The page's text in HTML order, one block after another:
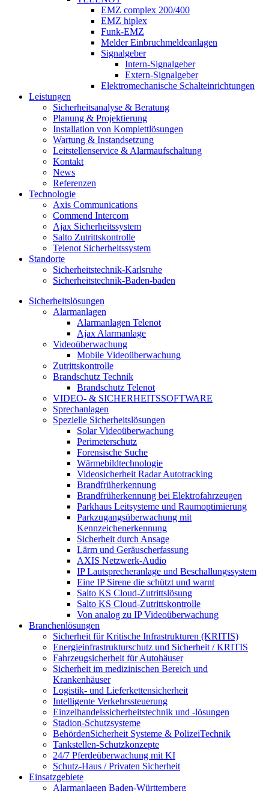
EMZ complex 200/400
EMZ hiplex
Funk-EMZ
Melder Einbruchmeldeanlagen
Signalgeber
Intern-Signalgeber
Extern-Signalgeber
Elektromechanische Schalteinrichtungen
Leistungen
Sicherheitsanalyse & Beratung
Planung & Projektierung​
Installation von Komplettlösungen
Wartung & Instandsetzung
Leitstellenservice & Alarmaufschaltung
Kontakt
News
Referenzen
Technologie
Axis Communications
Commend Intercom
Ajax Sicherheitssystem​
Salto Zutrittskontrolle
Telenot Sicherheitssystem
Standorte
Sicherheitstechnik-Karlsruhe
Sicherheitstechnik-Baden-baden
Sicherheitslösungen
Alarmanlagen
Alarmanlagen Telenot
Ajax Alarmanlage
Videoüberwachung
Mobile Videoüberwachung
Zutrittskontrolle
Brandschutz Technik
Brandschutz Telenot
VIDEO- & SICHERHEITSSOFTWARE
Sprechanlagen
Spezielle Sicherheitslösungen
Solar Videoüberwachung
Perimeterschutz
Forensische Suche
Wärmebildtechnologie
Videosicherheit Radar Autotracking​
Brandfrüherkennung
Brandfrüherkennung bei Elektrofahrzeugen
Parkhaus Leitsysteme und Raumoptimierung
Parkzugangsüberwachung mit
Kennzeichenerkennung
Sicherheit durch Ansage
Lärm und Geräuscherfassung
AXIS Netzwerk-Audio
IP Lautsprecheranlage und Beschallungssystem
Eine IP Sirene die schützt und warnt
Salto KS Cloud-Zutrittslösung
Salto KS Cloud-Zutrittskontrolle
Von analog zu IP Videoüberwachung
Branchenlösungen
Sicherheit für Kritische Infrastrukturen (KRITIS)
Energieinfrastrukturschutz und Sicherheit / KRITIS
Fahrzeugsicherheit für Autohäuser
Sicherheit im medizinischen Bereich und
Krankenhäuser
Logistik- und Lieferkettensicherheit
Intelligente Verkehrssteuerung
Einzelhandelssicherheitstechnik und -lösungen
Stadion-Schutzsysteme
BehördenSicherheit Systeme & PolizeiTechnik
Tankstellen-Schutzkonzepte​
24/7 Pferdeüberwachung mit KI
Schutz-Haus / Privaten Sicherheit
Einsatzgebiete
Alarmanlagen Baden-Württemberg